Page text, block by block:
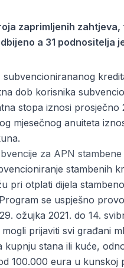
zaprimljenih
a 31 podnositelja
subvencionirananog
dob korisnika
stopa iznosi
mjesečnog anuiteta
za APN
stambenih
pri otplati dijela
se uspješno
ožujka 2021. do 14.
prijaviti svi građani
kupnju stana ili kuće,
100.000 eura u kunskoj